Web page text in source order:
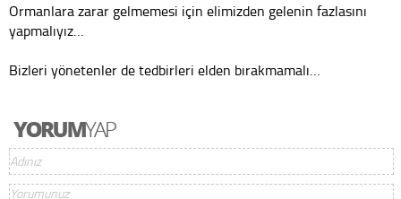
Ormanlara zarar gelmemesi için elimizden gelenin fazlasını
yapmalıyız…
Bizleri yönetenler de tedbirleri elden bırakmamalı…